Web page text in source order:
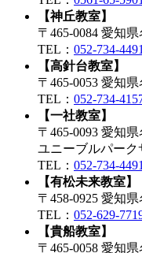
【神丘教室】
〒465-0084 愛知
TEL： 052-734-4491
【高針台教室】
〒465-0053 愛知
TEL： 052-734-
【一社教室】
〒465-0093 愛知
ユニーブルパーク
TEL： 052-734-4491
【有松未来教室】
〒458-0925 愛知
TEL： 052-629-
【貴船教室】
〒465-0058 愛知